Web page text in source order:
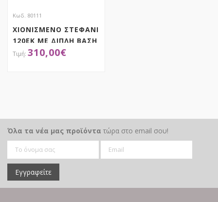
Κωδ. 80111
ΧΙΟΝΙΣΜΕΝΟ ΣΤΕΦΑΝΙ
120ΕΚ ΜΕ ΔΙΠΛΗ ΒΑΣΗ
310,00€
Όλα τα νέα μας προϊόντα τώρα στο email σου!
Εγγραφείτε